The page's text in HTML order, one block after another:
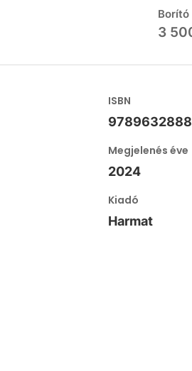
Borító
3
ISBN
Megjelenés éve
2024
Kiadó
Harmat